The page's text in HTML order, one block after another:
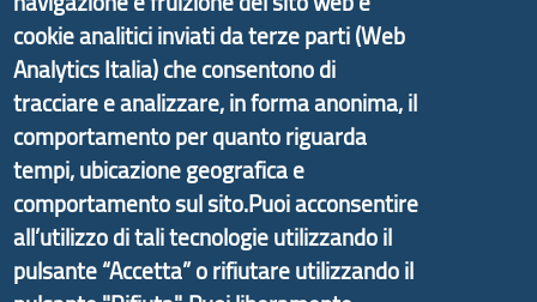
di Genova Città Metropolitana si è sviluppato a
partire dal progetto nazionale Aree Interne
promosso dal Dipartimento per lo Sviluppo
Economico e finalizzato al rilancio socio-economico
delle valli dell’entroterra. In particolare fornisce
informazioni ed aggiornamenti sulla
Strategia
d'Area Antola-Tigullio, in collaborazione con Regione
Liguria ed ANCI Liguria.
cookie analitici inviati da terze parti (Web
Analytics Italia) che consentono di
tracciare e analizzare, in forma anonima, il
comportamento per quanto riguarda
tempi, ubicazione geografica e
comportamento sul sito.Puoi acconsentire
all’utilizzo di tali tecnologie utilizzando il
pulsante “Accetta” o rifiutare utilizzando il